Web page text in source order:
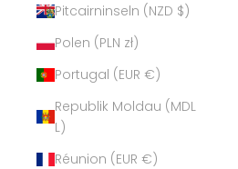
Pitcairninseln (NZD $)
Polen (PLN zł)
Portugal (EUR €)
Republik Moldau (MDL
L)
Réunion (EUR €)